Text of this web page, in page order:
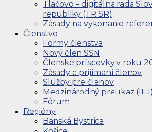
Tlačovo – digitálna rada
republiky (TR SR)
Zásady na vykonanie
Členstvo
Formy členstva
Nový člen SSN
Členské príspevky v roku
Zásady o prijímaní členov
Služby pre členov
Medzinárodný preukaz (IFJ)
Fórum
Regióny
Banská Bystrica